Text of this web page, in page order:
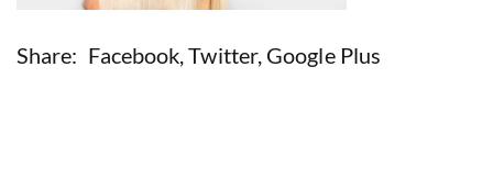
Share: Facebook,Twitter, Google Plus